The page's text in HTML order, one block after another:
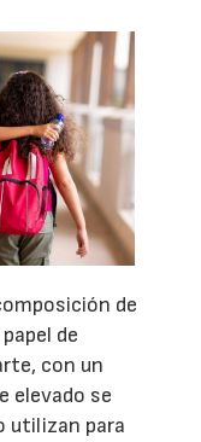
de
de
con un
elevado se
utilizan para